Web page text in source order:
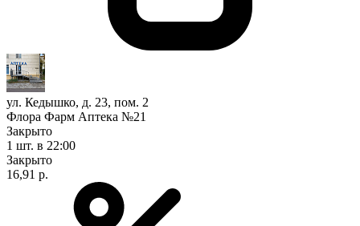
ул. Кедышко, д. 23, пом. 2
Флора Фарм Аптека №21
Закрыто
1 шт. в 22:00
Закрыто
16,91 р.